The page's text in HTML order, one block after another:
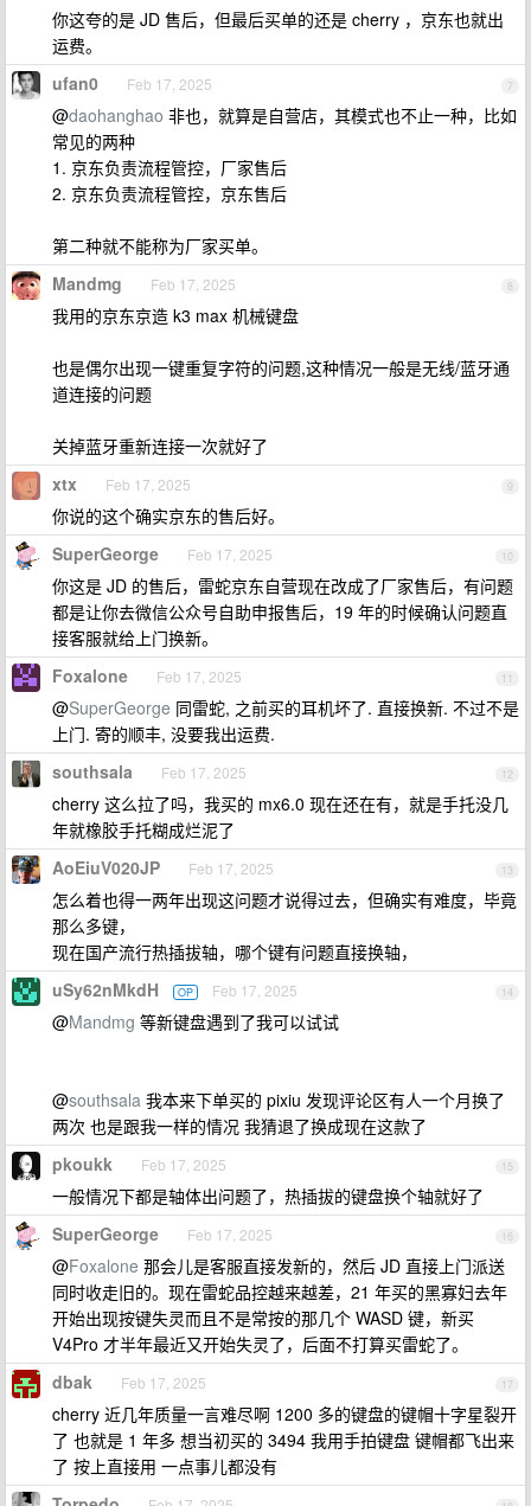
你这夸的是 JD 售后，但最后买单的还是 cherry ，京东也就出
运费。
7
ufan0 Feb 17, 2025
@daohanghao 非也，就算是自营店，其模式也不止一种，比如
常见的两种
1. 京东负责流程管控，厂家售后
2. 京东负责流程管控，京东售后
第二种就不能称为厂家买单。
8
Mandmg Feb 17, 2025
我用的京东京造 k3 max 机械键盘
也是偶尔出现一键重复字符的问题,这种情况一般是无线/蓝牙通
道连接的问题
关掉蓝牙重新连接一次就好了
9
xtx Feb 17, 2025
你说的这个确实京东的售后好。
10
SuperGeorge Feb 17, 2025
你这是 JD 的售后，雷蛇京东自营现在改成了厂家售后，有问题
都是让你去微信公众号自助申报售后，19 年的时候确认问题直
接客服就给上门换新。
11
Foxalone Feb 17, 2025
@SuperGeorge 同雷蛇, 之前买的耳机坏了. 直接换新. 不过不是
上门. 寄的顺丰, 没要我出运费.
12
southsala Feb 17, 2025
cherry 这么拉了吗，我买的 mx6.0 现在还在有，就是手托没几
年就橡胶手托糊成烂泥了
13
AoEiuV020JP Feb 17, 2025
怎么着也得一两年出现这问题才说得过去，但确实有难度，毕竟
那么多键，
现在国产流行热插拔轴，哪个键有问题直接换轴，
14
uSy62nMkdH OP Feb 17, 2025
@Mandmg 等新键盘遇到了我可以试试
@southsala 我本来下单买的 pixiu 发现评论区有人一个月换了
两次 也是跟我一样的情况 我猜退了换成现在这款了
15
pkoukk Feb 17, 2025
一般情况下都是轴体出问题了，热插拔的键盘换个轴就好了
16
SuperGeorge Feb 17, 2025
@Foxalone 那会儿是客服直接发新的，然后 JD 直接上门派送
同时收走旧的。现在雷蛇品控越来越差，21 年买的黑寡妇去年
开始出现按键失灵而且不是常按的那几个 WASD 键，新买
V4Pro 才半年最近又开始失灵了，后面不打算买雷蛇了。
17
dbak Feb 17, 2025
cherry 近几年质量一言难尽啊 1200 多的键盘的键帽十字星裂开
了 也就是 1 年多 想当初买的 3494 我用手拍键盘 键帽都飞出来
了 按上直接用 一点事儿都没有